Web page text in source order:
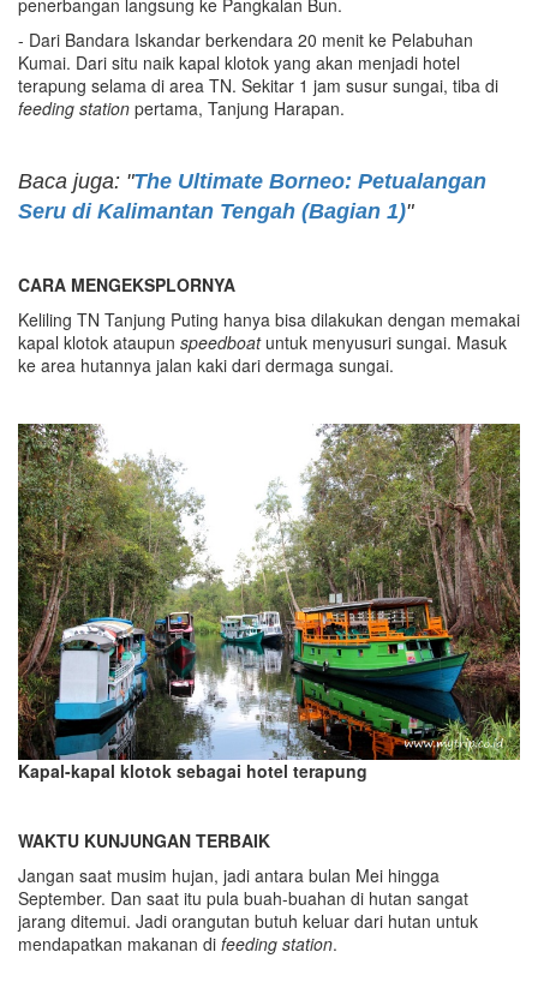
penerbangan langsung ke Pangkalan Bun.
- Dari Bandara Iskandar berkendara 20 menit ke Pelabuhan
Kumai. Dari situ naik kapal klotok yang akan menjadi hotel
terapung selama di area TN. Sekitar 1 jam susur sungai, tiba di
feeding station pertama, Tanjung Harapan.
Baca juga: "The Ultimate Borneo: Petualangan
Seru di Kalimantan Tengah (Bagian 1)"
CARA MENGEKSPLORNYA
Keliling TN Tanjung Puting hanya bisa dilakukan dengan memakai
kapal klotok ataupun speedboatuntuk menyusuri sungai. Masuk
ke area hutannya jalan kaki dari dermaga sungai.
Kapal-kapal klotok sebagai hotel terapung
WAKTU KUNJUNGAN TERBAIK
Jangan saat musim hujan, jadi antara bulan Mei hingga
September. Dan saat itu pula buah-buahan di hutan sangat
jarang ditemui. Jadi orangutan butuh keluar dari hutan untuk
mendapatkan makanan di feeding station.